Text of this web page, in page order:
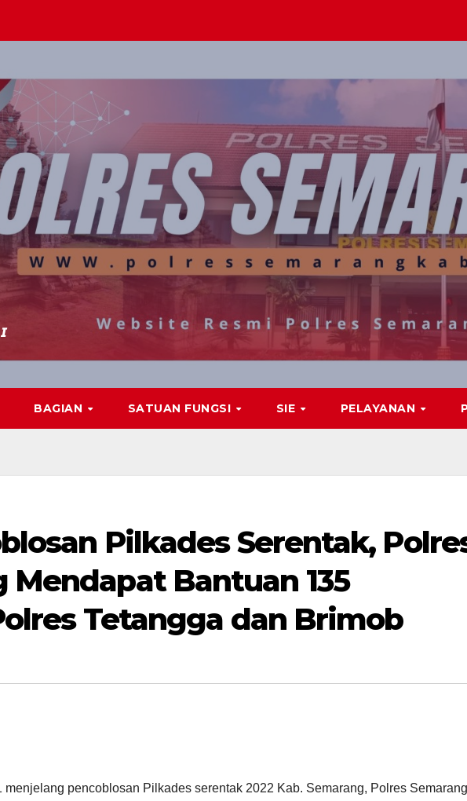
BAGIAN SATUAN FUNGSI SIE PELAYANAN
Pilkades Serentak,
Mendapat Bantuan 135
Tetangga dan Brimob
menjelang pencoblosan Pilkades serentak 2022 Kab. Semarang, Polres Semarang